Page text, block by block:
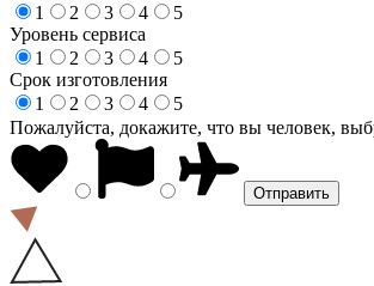
1
2 3 4
5
Уровень сервиса
1
2 3 4
5
Срок изготовления
1
2 3 4
5
Пожалуйста, докажите, что вы человек,